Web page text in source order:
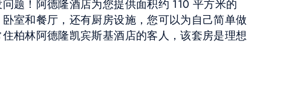
题！阿德隆酒店为您提供面积约 110 平方米的
室和餐厅，还有厨房设施，您可以为自己简单做
柏林阿德隆凯宾斯基酒店的客人，该套房是理想